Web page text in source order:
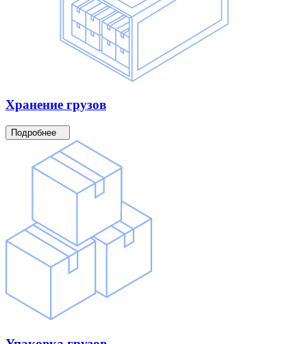
Хранение грузов
Подробнее